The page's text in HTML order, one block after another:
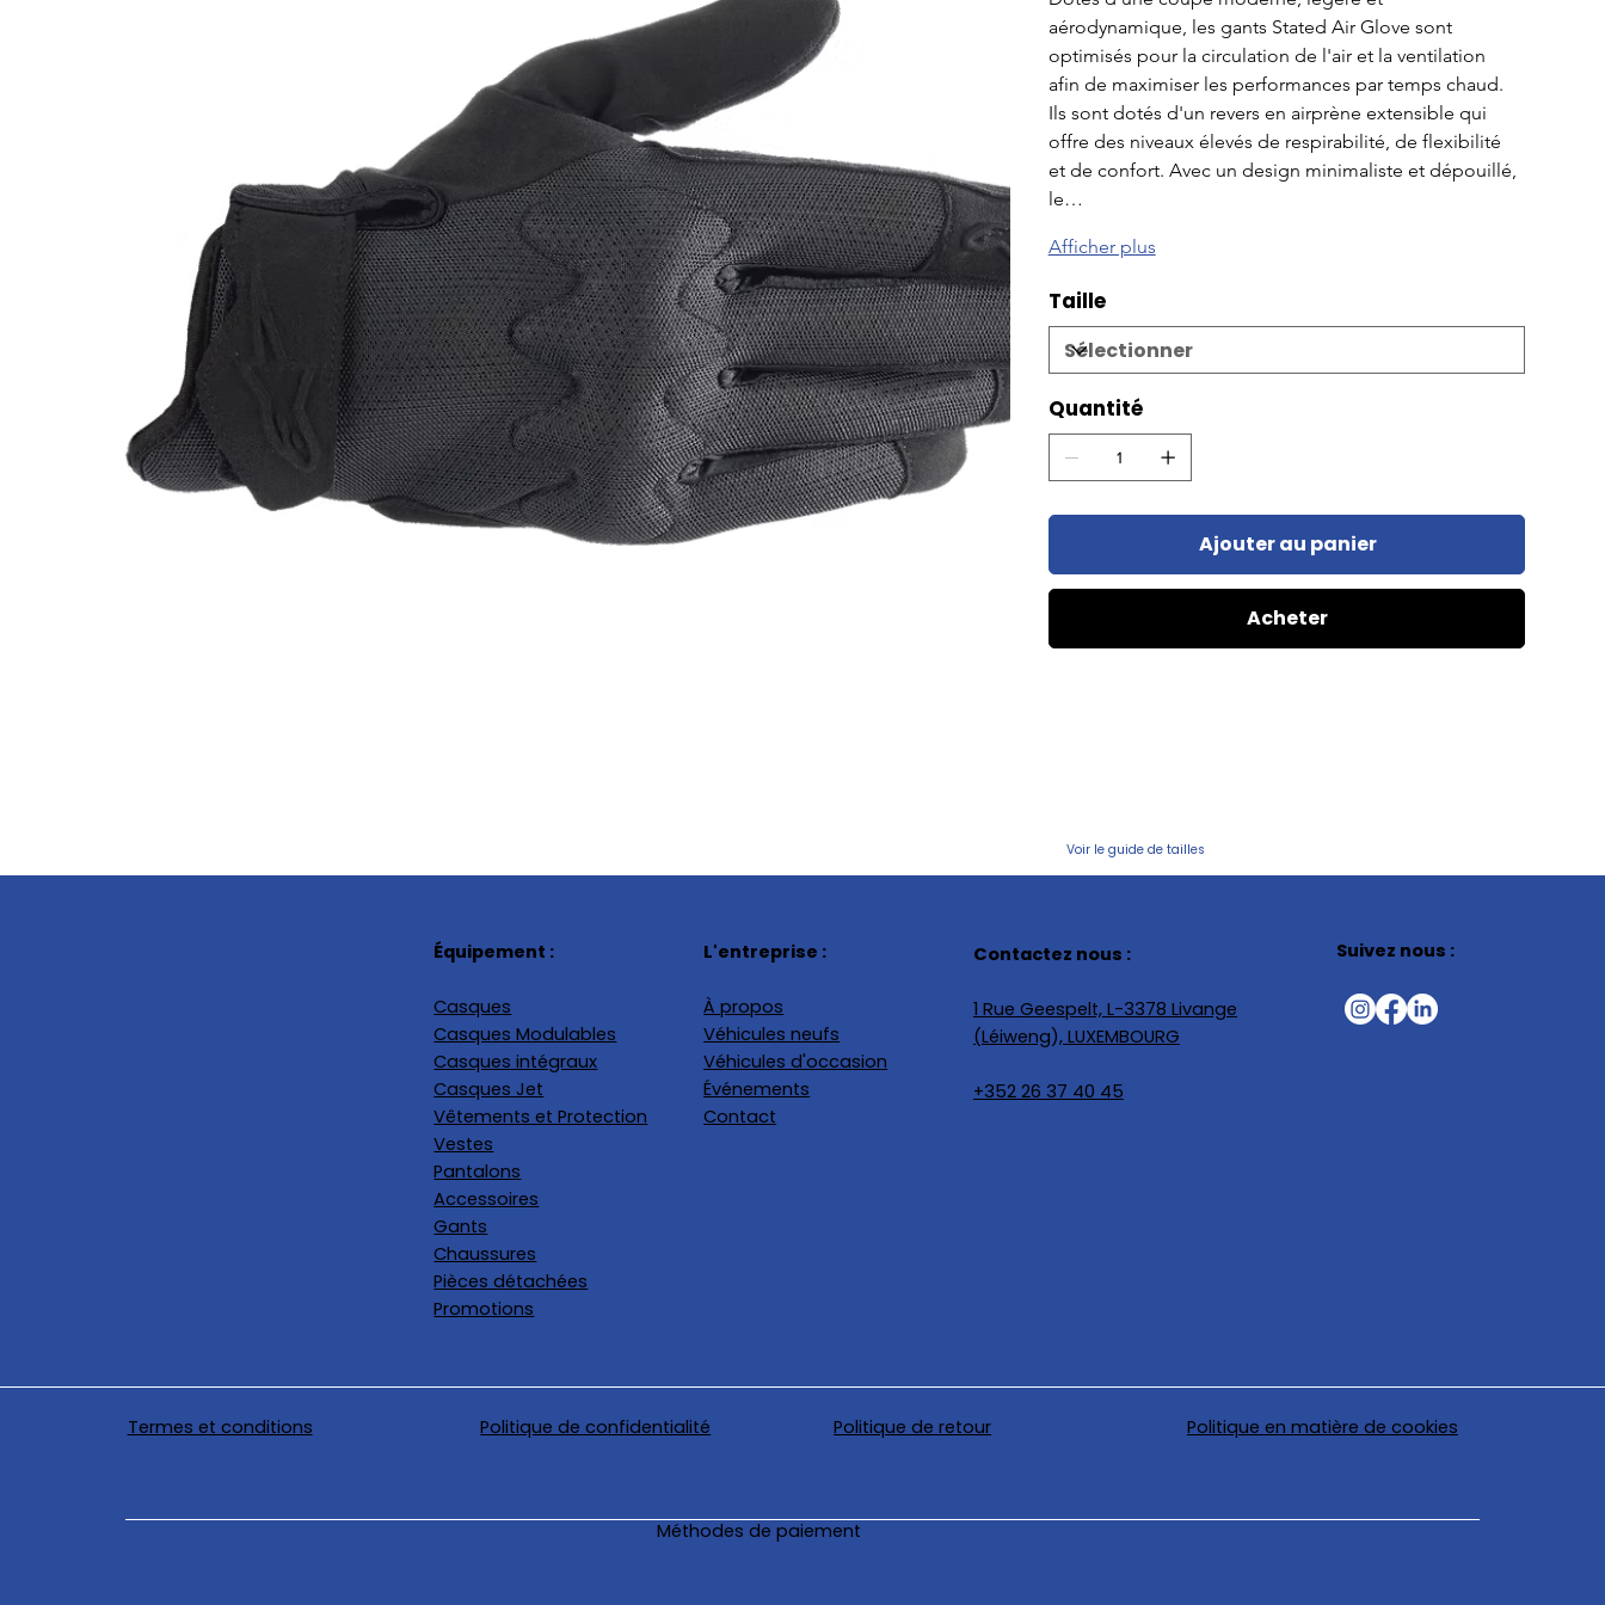
aérodynamique, les gants Stated Air Glove sont
optimisés pour la circulation de l'air et la ventilation
afin de maximiser les performances par temps chaud.
Ils sont dotés d'un revers en airprène extensible qui
offre des niveaux élevés de respirabilité, de flexibilité
et de confort. Avec un design minimaliste et dépouillé,
le…
Afficher plus
Taille
Quantité
Ajouter au panier
Acheter
Voir le guide de tailles
Équipement :
Casques
Casques Modulables
Casques intégraux
Casques Jet
Vêtements et Protection
Vestes
Pantalons
Accessoires
Gants
Chaussures
Pièces détachées
Promotions
L'entreprise :
À propos
Véhicules neufs
Véhicules d'occasion
Événements
Contact
Contactez nous :
1 Rue Geespelt, L-3378 Livange
(Léiweng), LUXEMBOURG
+352 26 37 40 45
Suivez nous :
Termes et conditions Politique de confidentialité Politique de retour Politique en matière de cookies
Méthodes de paiement